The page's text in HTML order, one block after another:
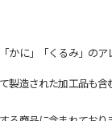
に」「くるみ」のア
造された加工品も